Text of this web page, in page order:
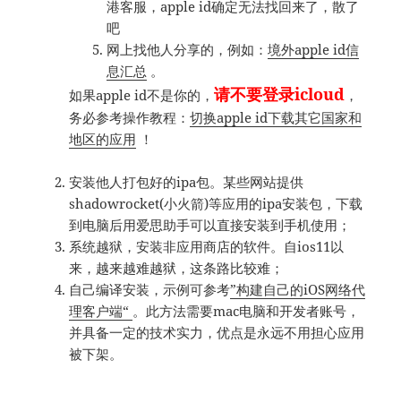
港客服，apple id确定无法找回来了，散了
吧
网上找他人分享的，例如：境外apple id信
息汇总 。
如果apple id不是你的， 请不要登录icloud，
务必参考操作教程： 切换apple id下载其它国家和
地区的应用 ！
安装他人打包好的ipa包。某些网站提供
shadowrocket(小火箭)等应用的ipa安装包，下载
到电脑后用爱思助手可以直接安装到手机使用；
系统越狱，安装非应用商店的软件。自ios11以
来，越来越难越狱，这条路比较难；
自己编译安装，示例可参考”构建自己的iOS网络代
理客户端“ 。此方法需要mac电脑和开发者账号，
并具备一定的技术实力，优点是永远不用担心应用
被下架。